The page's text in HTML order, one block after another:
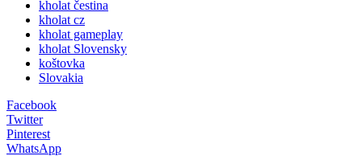
kholat čestina
kholat cz
kholat gameplay
kholat Slovensky
koštovka
Slovakia
Facebook
Twitter
Pinterest
WhatsApp